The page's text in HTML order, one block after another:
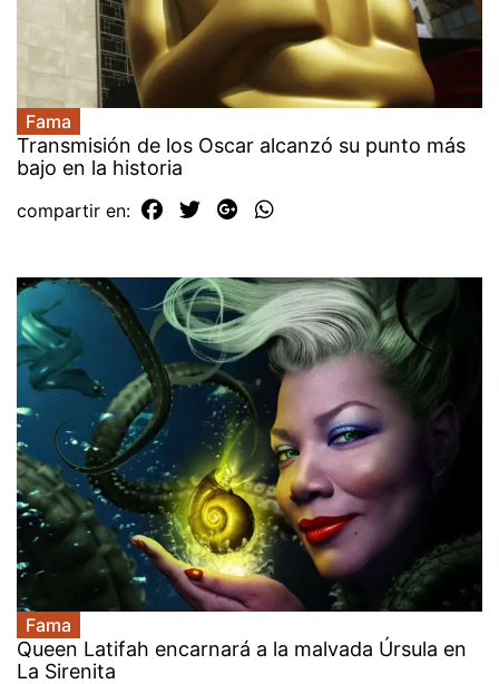
Fama
Transmisión de los Oscar alcanzó su punto más
bajo en la historia
compartir en:
Fama
Queen Latifah encarnará a la malvada Úrsula en
La Sirenita